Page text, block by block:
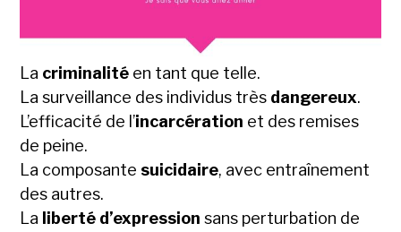
La criminalité en tant que telle.
La surveillance des individus très dangereux.
L’efficacité de l’incarcération et des remises
de peine.
La composante suicidaire, avec entraînement
des autres.
La liberté d’expression sans perturbation de